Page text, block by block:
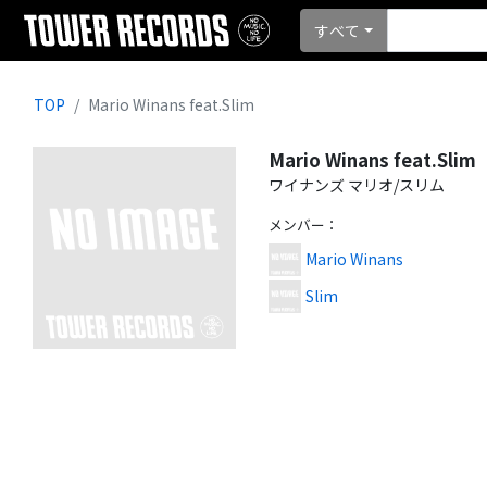
すべて
TOP Mario Winans feat.Slim
Mario Winans feat.Slim
ワイナンズ マリオ/スリム
メンバー ：
Mario Winans
Slim